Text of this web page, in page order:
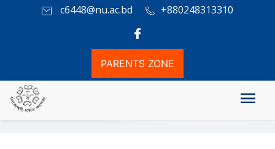
c6448@nu.ac.bd +880248313310
PARENTS ZONE
২০২৩-২০২৪ শিক্ষাবর্ষে প্রিলিমিনারী টু মাস্টার্স (নিয়মিত) প্রোগ্রামে ভর্তি বিজ্ঞপ্তি -
2026